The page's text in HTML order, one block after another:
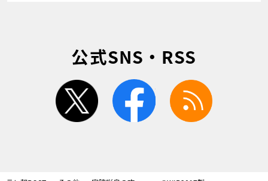
公式SNS・RSS
twitter facebook